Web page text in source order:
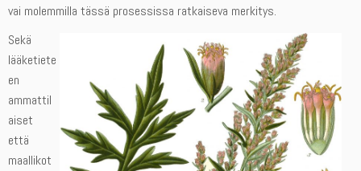
vai molemmilla tässä prosessissa ratkaiseva merkitys.
Sekä
lääketiete
en
ammattil
aiset
että
maallikot